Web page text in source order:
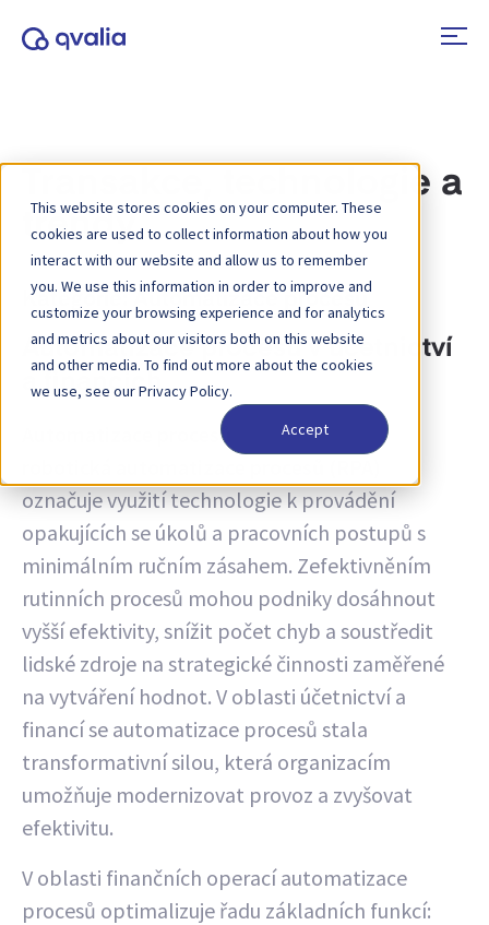
This website stores cookies on your computer. These
cookies are used to collect information about how you
interact with our website and allow us to remember
you. We use this information in order to improve and
customize your browsing experience and for analytics
and metrics about our visitors both on this website
and other media. To find out more about the cookies
we use, see our Privacy Policy.
Accept
Transakce, technologie a
trendy
Kategorie: Automatizace procesů
Automatizace procesů v účetnictví
a financích
Automatizace procesů
, známá také jako
označuje využití technologie k provádění
opakujících se úkolů a pracovních postupů s
minimálním ručním zásahem. Zefektivněním
rutinních procesů mohou podniky dosáhnout
vyšší efektivity, snížit počet chyb a soustředit
lidské zdroje na strategické činnosti zaměřené
na vytváření hodnot. V oblasti účetnictví a
financí se automatizace procesů stala
transformativní silou, která organizacím
umožňuje modernizovat provoz a zvyšovat
efektivitu.
V oblasti finančních operací automatizace
procesů optimalizuje řadu základních funkcí: